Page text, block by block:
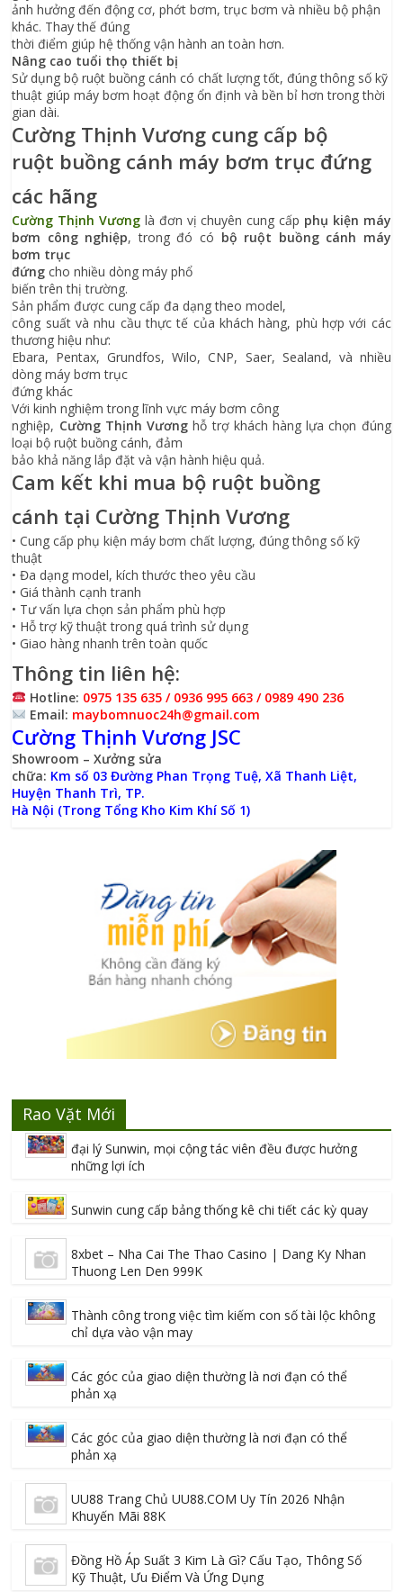
ảnh hưởng đến động cơ, phớt bơm, trục bơm và nhiều bộ phận
khác. Thay thế đúng
thời điểm giúp hệ thống vận hành an toàn hơn.
Nâng cao tuổi thọ thiết bị
Sử dụng bộ ruột buồng cánh có chất lượng tốt, đúng thông số kỹ
thuật giúp máy bơm hoạt động ổn định và bền bỉ hơn trong thời
gian dài.
Cường Thịnh Vương cung cấp bộ
ruột buồng cánh máy bơm trục đứng
các hãng
Cường Thịnh Vương là đơn vị chuyên cung cấp phụ kiện máy
bơm công nghiệp, trong đó có bộ ruột buồng cánh máy
bơm trục
đứng cho nhiều dòng máy phổ
biến trên thị trường.
Sản phẩm được cung cấp đa dạng theo model,
công suất và nhu cầu thực tế của khách hàng, phù hợp với các
thương hiệu như:
Ebara, Pentax, Grundfos, Wilo, CNP, Saer, Sealand, và nhiều
dòng máy bơm trục
đứng khác
Với kinh nghiệm trong lĩnh vực máy bơm công
nghiệp, Cường Thịnh Vương hỗ trợ khách hàng lựa chọn đúng
loại bộ ruột buồng cánh, đảm
bảo khả năng lắp đặt và vận hành hiệu quả.
Cam kết khi mua bộ ruột buồng
cánh tại Cường Thịnh Vương
• Cung cấp phụ kiện máy bơm chất lượng, đúng thông số kỹ
thuật
• Đa dạng model, kích thước theo yêu cầu
• Giá thành cạnh tranh
• Tư vấn lựa chọn sản phẩm phù hợp
• Hỗ trợ kỹ thuật trong quá trình sử dụng
• Giao hàng nhanh trên toàn quốc
Thông tin liên hệ:
Hotline: 0975 135 635 / 0936 995 663 / 0989 490 236
Email: maybomnuoc24h@gmail.com
Cường Thịnh Vương JSC
Showroom – Xưởng sửa
chữa: Km số 03 Đường Phan Trọng Tuệ, Xã Thanh Liệt,
Huyện Thanh Trì, TP.
Hà Nội (Trong Tổng Kho Kim Khí Số 1)
Rao Vặt Mới
đại lý Sunwin, mọi cộng tác viên đều được hưởng
những lợi ích
Sunwin cung cấp bảng thống kê chi tiết các kỳ quay
8xbet – Nha Cai The Thao Casino | Dang Ky Nhan
Thuong Len Den 999K
Thành công trong việc tìm kiếm con số tài lộc không
chỉ dựa vào vận may
Các góc của giao diện thường là nơi đạn có thể
phản xạ
Các góc của giao diện thường là nơi đạn có thể
phản xạ
UU88 Trang Chủ UU88.COM Uy Tín 2026 Nhận
Khuyến Mãi 88K
Đồng Hồ Áp Suất 3 Kim Là Gì? Cấu Tạo, Thông Số
Kỹ Thuật, Ưu Điểm Và Ứng Dụng